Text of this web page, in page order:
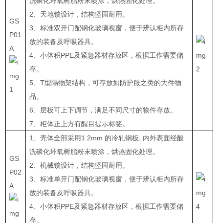
GS
P01
A
2、天地锁设计，结构坚固耐用。
3、标准双开门配钢化玻璃视窗，便于辨认柜内所存
放的装备及呼吸器具。
4、小体积PPE及紧急器材存放区，根据工作需要储
存。
5、T型隔物架结构，可存放如防护服之类的大件物
品。
6、层板可上下调节，满足不同尺寸的物件存放。
7、柜体正上方有醒目提示标签。
GS
P02
A
1、壳体全部采用1.2mm 的冷轧钢板, 内外表面经酸
洗磷化环氧树脂粉末喷涂，烘热固化处理。
2、机械锁设计，结构坚固耐用。
3、标准单开门配钢化玻璃视窗，便于辨认柜内所存
放的装备及呼吸器具。
4、小体积PPE及紧急器材存放区，根据工作需要储
存。